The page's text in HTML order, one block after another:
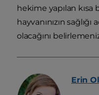
hekime yapılan kısa
hayvanınızın
olacağını
Erin